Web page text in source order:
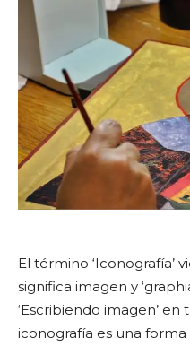
El término ‘Iconografía’
significa imagen y
‘Escribiendo imagen’ en
iconografía es una